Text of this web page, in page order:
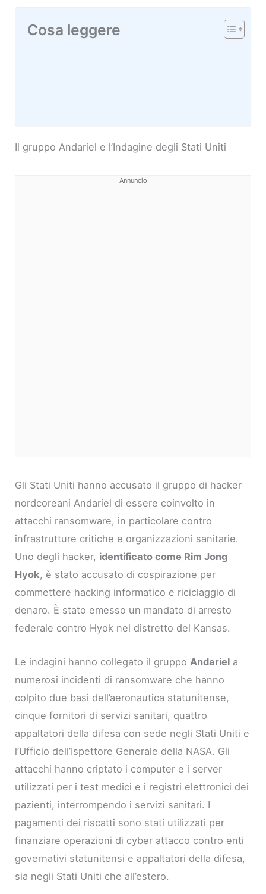
Cosa leggere
Il gruppo Andariel e l’Indagine degli Stati Uniti
Annuncio
Gli Stati Uniti hanno accusato il gruppo di hacker
nordcoreani Andariel di essere coinvolto in
attacchi ransomware, in particolare contro
infrastrutture critiche e organizzazioni sanitarie.
Uno degli hacker, identificato come Rim Jong
Hyok, è stato accusato di cospirazione per
commettere hacking informatico e riciclaggio di
denaro. È stato emesso un mandato di arresto
federale contro Hyok nel distretto del Kansas.
Le indagini hanno collegato il gruppo Andariel a
numerosi incidenti di ransomware che hanno
colpito due basi dell’aeronautica statunitense,
cinque fornitori di servizi sanitari, quattro
appaltatori della difesa con sede negli Stati Uniti e
l’Ufficio dell’Ispettore Generale della NASA. Gli
attacchi hanno criptato i computer e i server
utilizzati per i test medici e i registri elettronici dei
pazienti, interrompendo i servizi sanitari. I
pagamenti dei riscatti sono stati utilizzati per
finanziare operazioni di cyber attacco contro enti
governativi statunitensi e appaltatori della difesa,
sia negli Stati Uniti che all’estero.